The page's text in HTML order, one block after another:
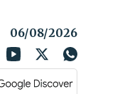
06/08/2026